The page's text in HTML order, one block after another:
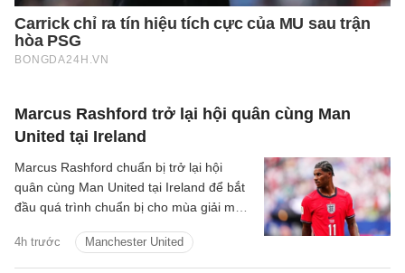
Marcus Rashford trở lại hội quân cùng Man
United tại Ireland
4h trước Manchester United
Marcus Rashford chuẩn bị trở lại hội
quân cùng Man United tại Ireland để bắt
đầu quá trình chuẩn bị cho mùa giải mới.
Carrick xác nhận.